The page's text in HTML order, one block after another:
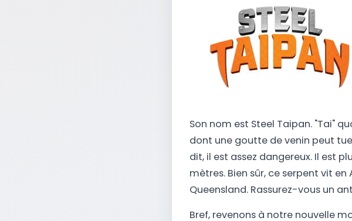
Son nom est Steel Taipan. "Tai"
dont une goutte de venin peut
dit, il est assez dangereux. Il est
mètres. Bien sûr, ce serpent vit
Queensland. Rassurez-vous un
Bref, revenons à notre nouvelle